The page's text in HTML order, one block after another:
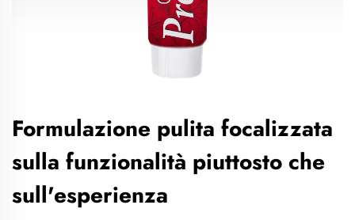
Formulazione pulita focalizzata
sulla funzionalità piuttosto che
sull'esperienza